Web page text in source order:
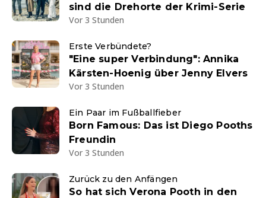
sind die Drehorte der Krimi-Serie
Vor 3 Stunden
Erste Verbündete?
"Eine super Verbindung": Annika
Kärsten-Hoenig über Jenny Elvers
Vor 3 Stunden
Ein Paar im Fußballfieber
Born Famous: Das ist Diego Pooths
Freundin
Vor 3 Stunden
Zurück zu den Anfängen
So hat sich Verona Pooth in den